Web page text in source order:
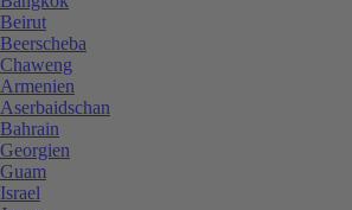
Beirut
Beerscheba
Chaweng
Armenien
Aserbaidschan
Bahrain
Georgien
Guam
Israel